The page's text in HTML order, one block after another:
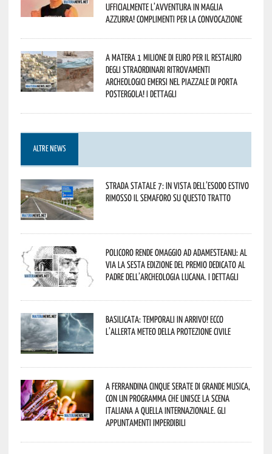
ufficialmente l’avventura in maglia
azzurra! Complimenti per la convocazione
A Matera 1 milione di euro per il restauro
degli straordinari ritrovamenti
archeologici emersi nel piazzale di Porta
Postergola! I dettagli
ALTRE NEWS
Strada statale 7: in vista dell’esodo estivo
rimosso il semaforo su questo tratto
Policoro rende omaggio ad Adamesteanu: al
via la sesta edizione del Premio dedicato al
padre dell’archeologia lucana. I dettagli
Basilicata: temporali in arrivo! Ecco
l’allerta meteo della Protezione civile
A Ferrandina cinque serate di grande musica,
con un programma che unisce la scena
italiana a quella internazionale. Gli
appuntamenti imperdibili